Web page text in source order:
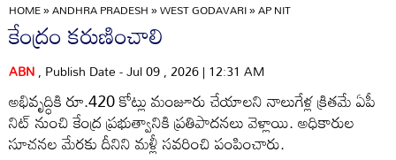
HOME»ANDHRA PRADESH»WEST GODAVARI»AP NIT
కేంద్రం కరుణించాలి
ABN, Publish Date - Jul 09 , 2026 | 12:31 AM
అభివృద్ధికి రూ.420 కోట్లు మంజూరు చేయాలని నాలుగేళ్ల క్రితమే ఏపీ
నిట్‌ నుంచి కేంద్ర ప్రభుత్వానికి ప్రతిపాదనలు వెళ్లాయి. అధికారుల
సూచనల మేరకు దీనిని మళ్లీ సవరించి పంపించారు.